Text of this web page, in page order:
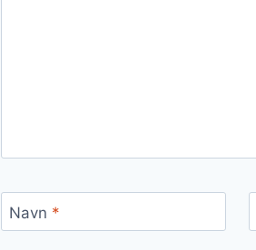
Navn *